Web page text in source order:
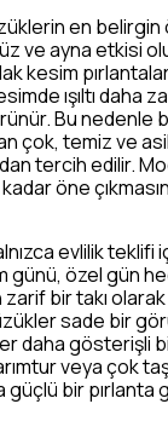
en belirgin
ve ayna etkisi
kesim
ışıltı daha
Bu nedenle
çok, temiz ve
tercih edilir.
öne
evlilik teklifi
günü, özel gün
zarif bir takı
sade bir
daha gösterişli
veya çok
güçlü bir